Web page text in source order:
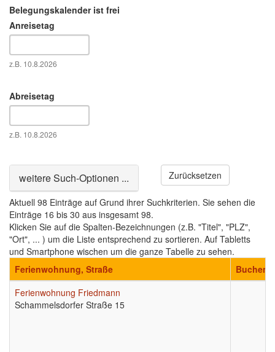
Belegungskalender ist frei
Anreisetag
Datum
z.B. 10.8.2026
Abreisetag
Datum
z.B. 10.8.2026
Ausblenden
weitere Such-Optionen ... Zurücksetzen
Aktuell 98 Einträge auf Grund ihrer Suchkriterien. Sie sehen die
Einträge 16 bis 30 aus insgesamt 98.
Klicken Sie auf die Spalten-Bezeichnungen (z.B. "Titel", "PLZ",
"Ort", ... ) um die Liste entsprechend zu sortieren. Auf Tabletts
und Smartphone wischen um die ganze Tabelle zu sehen.
Ferienwohnung, Straße
Buchen
Ferienwohnung Friedmann
Schammelsdorfer Straße 15